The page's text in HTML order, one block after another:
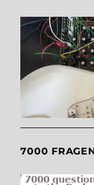
7000